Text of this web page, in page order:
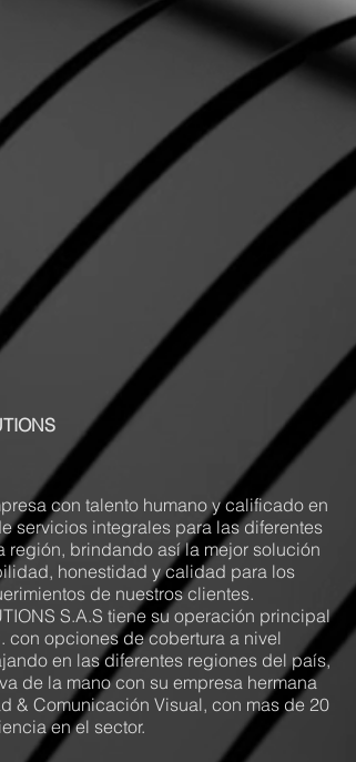
con talento humano y calificado en
servicios integrales para las diferentes
región, brindando así la mejor solución
honestidad y calidad para los
de nuestros clientes.
S.A.S tiene su operación principal
con opciones de cobertura a nivel
en las diferentes regiones del país,
de la mano con su empresa hermana
& Comunicación Visual, con mas de 20
en el sector.